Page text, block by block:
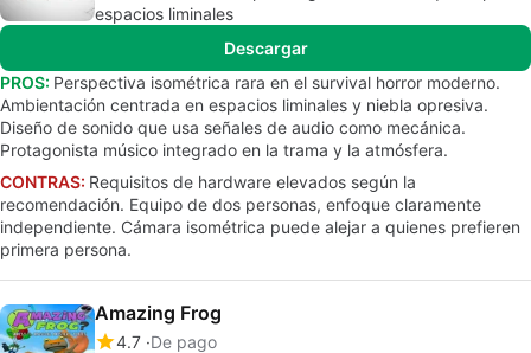
espacios liminales
Descargar
PROS: Perspectiva isométrica rara en el survival horror moderno.
Ambientación centrada en espacios liminales y niebla opresiva.
Diseño de sonido que usa señales de audio como mecánica.
Protagonista músico integrado en la trama y la atmósfera.
CONTRAS: Requisitos de hardware elevados según la
recomendación. Equipo de dos personas, enfoque claramente
independiente. Cámara isométrica puede alejar a quienes prefieren
primera persona.
Amazing Frog
4.7 De pago